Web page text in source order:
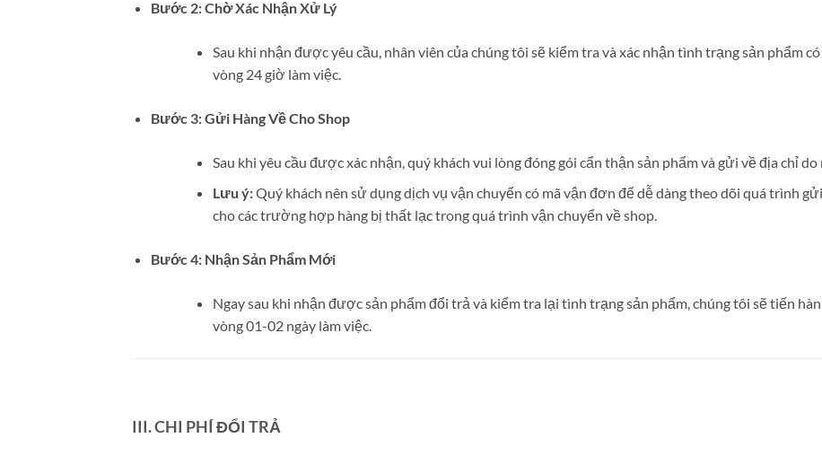
Bước 2: Chờ Xác Nhận Xử Lý
Sau khi nhận được yêu cầu, nhân viên của chúng tôi sẽ kiểm tra và xác nhận tình trạng sản phẩm
vòng 24 giờ làm việc.
Bước 3: Gửi Hàng Về Cho Shop
Sau khi yêu cầu được xác nhận, quý khách vui lòng đóng gói cẩn thận sản phẩm và gửi về địa chỉ do
Lưu ý:Quý khách nên sử dụng dịch vụ vận chuyển có mã vận đơn để dễ dàng theo dõi quá trình
cho các trường hợp hàng bị thất lạc trong quá trình vận chuyển về shop.
Bước 4: Nhận Sản Phẩm Mới
Ngay sau khi nhận được sản phẩm đổi trả và kiểm tra lại tình trạng sản phẩm, chúng tôi sẽ tiến
vòng 01-02 ngày làm việc.
III. CHI PHÍ ĐỔI TRẢ